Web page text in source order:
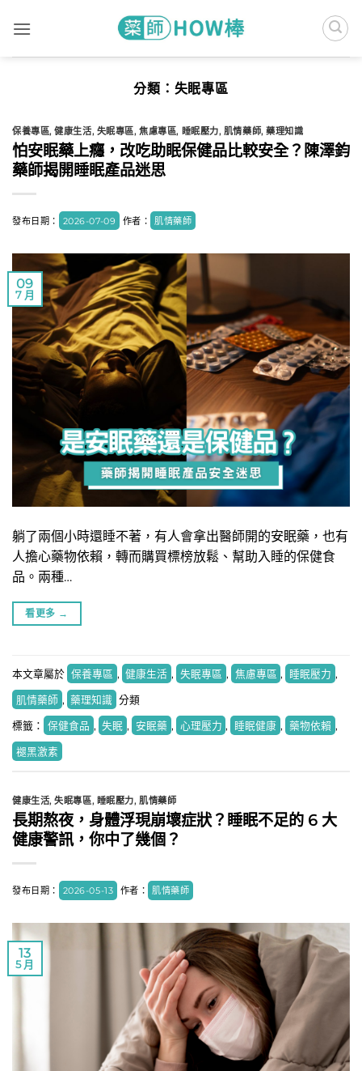
分類： 失眠專區
保養專區,健康生活, 失眠專區,焦慮專區, 睡眠壓力, 肌情藥師,藥理知識
怕安眠藥上癮，改吃助眠保健品比較安全？陳澤鈞
藥師揭開睡眠產品迷思
發布日期： 2026-07-09 作者： 肌情藥師
09
7 月
躺了兩個小時還睡不著，有人會拿出醫師開的安眠藥，也有
人擔心藥物依賴，轉而購買標榜放鬆、幫助入睡的保健食
品。兩種…
看更多 →
本文章屬於 保養專區 , 健康生活 , 失眠專區 , 焦慮專區 , 睡眠壓力 ,
肌情藥師 , 藥理知識 分類
標籤： 保健食品 , 失眠 , 安眠藥 , 心理壓力 , 睡眠健康 , 藥物依賴 ,
褪黑激素
健康生活,失眠專區, 睡眠壓力,肌情藥師
長期熬夜，身體浮現崩壞症狀？睡眠不足的 6 大
健康警訊，你中了幾個？
發布日期： 2026-05-13 作者： 肌情藥師
13
5 月